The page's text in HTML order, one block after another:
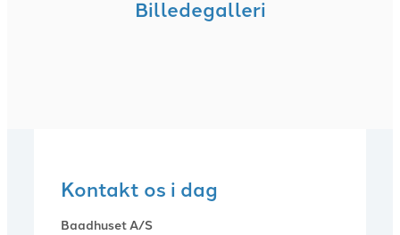
Billedegalleri
Kontakt os i dag
Baadhuset A/S